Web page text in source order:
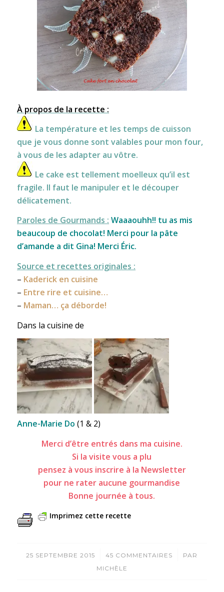
À propos de la recette :
La température et les temps de cuisson
que je vous donne sont valables pour mon four,
à vous de les adapter au vôtre.
Le cake est tellement moelleux qu’il est
fragile. Il faut le manipuler et le découper
délicatement.
Paroles de Gourmands : Waaaouhh!! tu as mis
beaucoup de chocolat! Merci pour la pâte
d’amande a dit Gina! Merci Éric.
Source et recettes originales :
– Kaderick en cuisine
– Entre rire et cuisine…
– Maman… ça déborde!
Dans la cuisine de
Anne-Marie Do (1 & 2)
Merci d’être entrés dans ma cuisine.
Si la visite vous a plu
pensez à vous inscrire à la Newsletter
pour ne rater aucune gourmandise
Bonne journée à tous.
Imprimez cette recette
25 SEPTEMBRE 2015
/ 45 COMMENTAIRES
/
PAR
MICHÈLE